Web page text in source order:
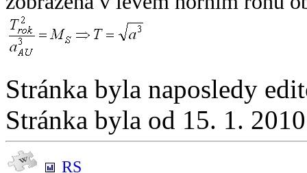
Stránka byla naposledy
Stránka byla od 15. 1.
RS